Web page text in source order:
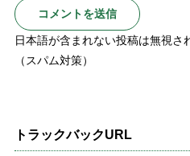
日本語が含まれない投稿は無視さ
（スパム対策）
トラックバックURL